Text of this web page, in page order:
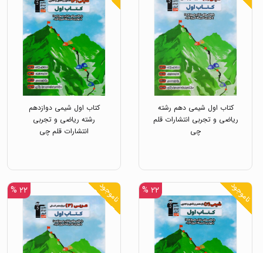
کتاب اول شیمی دهم رشته
ریاضی و تجربی انتشارات قلم
چی
کتاب اول شیمی دوازدهم
رشته ریاضی و تجربی
انتشارات قلم چی
ناموجود ۲۲ % ناموجود ۲۲ %